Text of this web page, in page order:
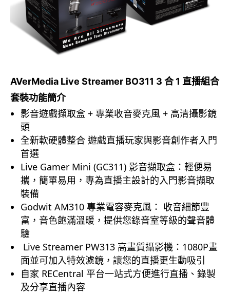
AVerMedia Live Streamer BO311 3 合 1 直播組合
套裝功能簡介
影音遊戲擷取盒 + 專業收音麥克風 + 高清攝影鏡
頭
全新軟硬體整合 遊戲直播玩家與影音創作者入門
首選
Live Gamer Mini (GC311) 影音擷取盒： 輕便易
攜 ， 簡單易用 ， 專為直播主設計的入門影音擷取
裝備
Godwit AM310 專業電容麥克風 ： 收音細節豐
富， 音色飽滿溫暖， 提供您錄音室等級的聲音體
驗
Live Streamer PW313 高畫質攝影機：1080P畫
面並可加入特效濾鏡 ， 讓您的直播更生動吸引
自家 RECentral 平台一站式方便進行直播、錄製
及分享直播內容